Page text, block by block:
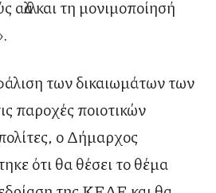
αλλά και τη μονιμοποίησή
των δικαιωμάτων των
παροχές ποιοτικών
ο Δήμαρχος
ότι θα θέσει το θέμα